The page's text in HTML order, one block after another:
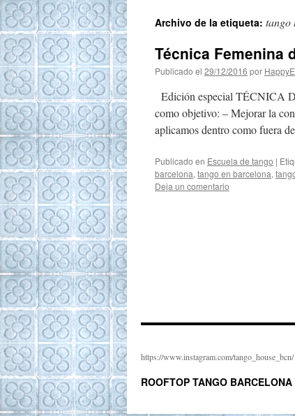
Archivo de la etiqueta: tango
Técnica Femenina
Publicado el 29/12/2016 por
Edición especial TÉCNICA
como objetivo: – Mejorar la
aplicamos dentro como fuera
Publicado en Escuela de tango |
barcelona, tango en barcelona,
Deja un comentario
https://www.instagram.com/tango_house_bcn/
ROOFTOP TANGO BARCELONA